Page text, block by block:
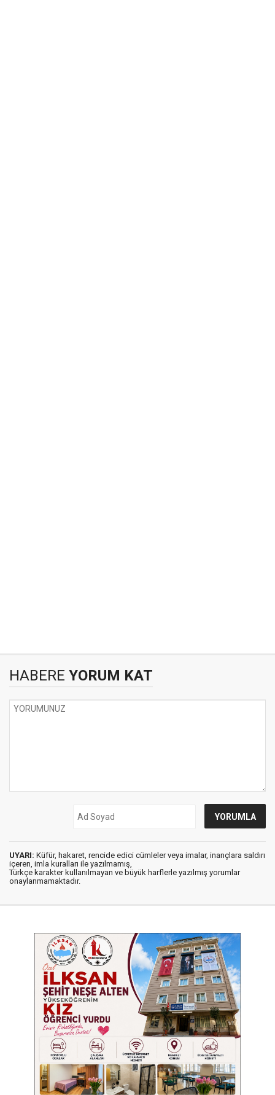
HABERE YORUM KAT
UYARI: Küfür, hakaret, rencide edici cümleler veya imalar, inançlara saldırı
içeren, imla kuralları ile yazılmamış,
Türkçe karakter kullanılmayan ve büyük harflerle yazılmış yorumlar
onaylanmamaktadır.